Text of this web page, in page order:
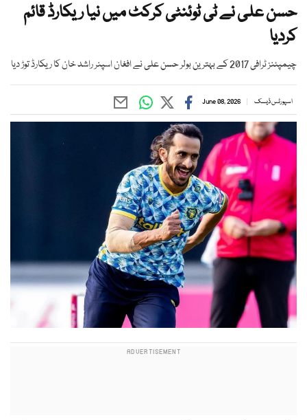
حسن علی نے ٹی ٹوئنٹی کرکٹ میں نیا ریکارڈ قائم
کردیا
چیمپئنز ٹرافی 2017 کے بہترین بولر حسن علی نے افغان اسپنر راشد خان کا ریکارڈ توڑ دیا
اسپورٹس ڈیسک June 08, 2026